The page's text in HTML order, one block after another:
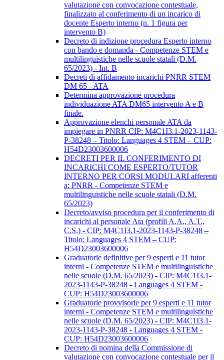
valutazione con convocazione contestuale,
finalizzato al conferimento di un incarico di
docente Esperto interno (n. 1 figura per
intervento B)
Decreto di indizione procedura Esperto interno
con bando e domanda - Competenze STEM e
multilinguistiche nelle scuole statali (D.M.
65/2023) - Int. B
Decreti di affidamento incarichi PNRR STEM
DM 65 - ATA
Determina approvazione procedura
individuazione ATA DM65 intervento A e B
finale.
Approvazione elenchi personale ATA da
impiegare in PNRR CIP: M4C1I3.1-2023-1143-
P-38248 – Titolo: Languages 4 STEM – CUP:
H54D23003600006
DECRETI PER IL CONFERIMENTO DI
INCARICHI COME ESPERTO/TUTOR
INTERNO PER CORSI MODULARI afferenti
a: PNRR - Competenze STEM e
multilinguistiche nelle scuole statali (D.M.
65/2023)
Decreto/avviso procedura per il conferimento di
incarichi al personale Ata (profili A.A., A.T.,
C.S.) - CIP: M4C1I3.1-2023-1143-P-38248 –
Titolo: Languages 4 STEM – CUP:
H54D23003600006
Graduatorie definitive per 9 esperti e 11 tutor
interni - Competenze STEM e multilinguistiche
nelle scuole (D.M. 65/2023) - CIP: M4C1I3.1-
2023-1143-P-38248 - Languages 4 STEM -
CUP: H54D23003600006
Graduatorie provvisorie per 9 esperti e 11 tutor
interni - Competenze STEM e multilinguistiche
nelle scuole (D.M. 65/2023) - CIP: M4C1I3.1-
2023-1143-P-38248 - Languages 4 STEM -
CUP: H54D23003600006
Decreto di nomina della Commissione di
valutazione con convocazione contestuale per il